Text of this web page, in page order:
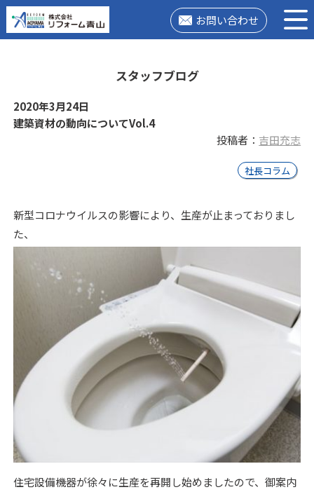
お問い合わせ
スタッフブログ
2020年3月24日
建築資材の動向についてVol.4
投稿者： 吉田充志
社長コラム
新型コロナウイルスの影響により、生産が止まっておりまし
た、
住宅設備機器が徐々に生産を再開し始めましたので、御案内